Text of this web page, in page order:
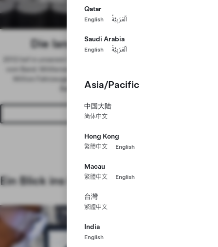
Qatar
English اَلْعَرَبِيَّةُ
Saudi Arabia
English اَلْعَرَبِيَّةُ
Asia/Pacific
中国大陆
简体中文
Hong Kong
繁體中文 English
Macau
繁體中文 English
台灣
繁體中文
India
English
Belegschaft
Die langfristige Tesla-Stärke
2012 lief in unserem Werk in Fremont, Kalifornien, das erste Model S
Million Fahrzeuge herstellen, zusätzlich zu Energieprodukten,
Batteriezellen und vielem mehr.
Karriere bei uns
Ein Blick ins Innere